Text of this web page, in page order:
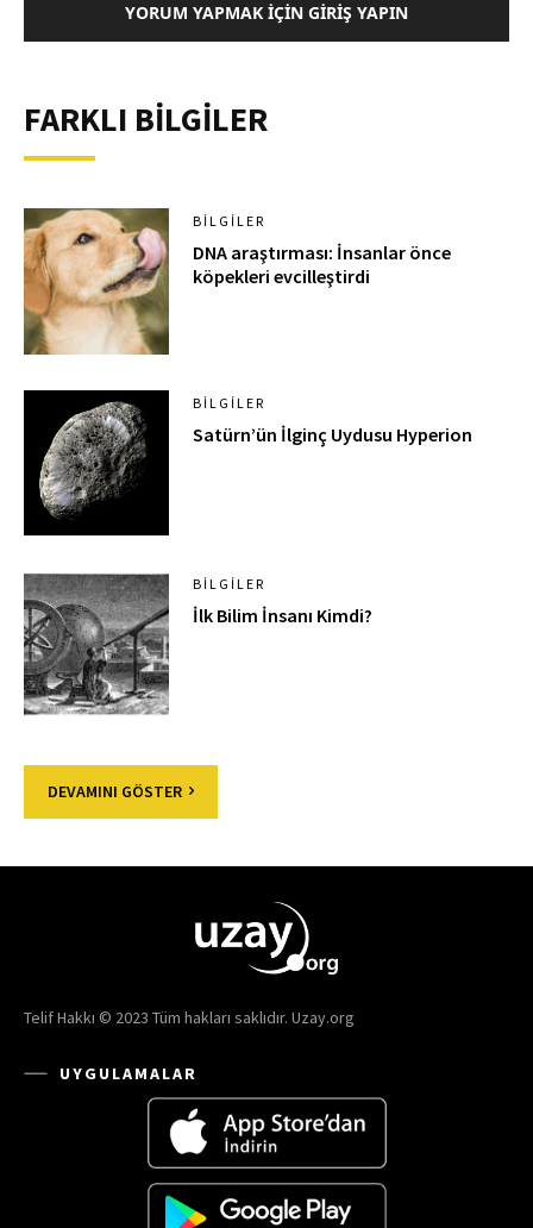
YORUM YAPMAK İÇIN GIRIŞ YAPIN
FARKLI BİLGİLER
BILGILER
DNA araştırması: İnsanlar önce
köpekleri evcilleştirdi
BILGILER
Satürn’ün İlginç Uydusu Hyperion
BILGILER
İlk Bilim İnsanı Kimdi?
DEVAMINI GÖSTER
Telif Hakkı © 2023 Tüm hakları saklıdır. Uzay.org
UYGULAMALAR